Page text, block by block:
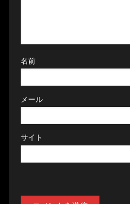
名前
メール
サイト